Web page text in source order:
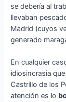
se debería al
llevaban
Madrid (cuyos
generado
En cualquier
idiosincrasia
Castrillo de los
atención es lo